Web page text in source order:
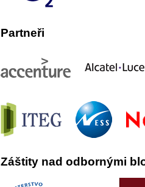
Partneři
Záštity nad odbornými